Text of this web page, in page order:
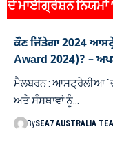
ਨਿਯਮਾਂ ’ਚ
ਕੌਣ ਜਿੱਤੇਗਾ 2024
Award 2024)? –
ਮੈਲਬਰਨ : ਆਸਟ੍ਰੇਲੀਆ
ਅਤੇ ਸੰਸਥਾਵਾਂ ਨੂੰ…
BySEA7 AUSTRALIA